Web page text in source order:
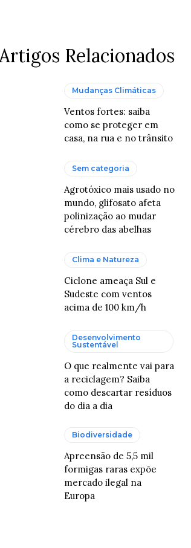
Relacionados
Mudanças Climáticas
Ventos fortes: saiba
como se proteger em
casa, na rua e no trânsito
Sem categoria
Agrotóxico mais usado no
mundo, glifosato afeta
polinização ao mudar
cérebro das abelhas
Clima e Natureza
Ciclone ameaça Sul e
Sudeste com ventos
acima de 100 km/h
Desenvolvimento
Sustentável
O que realmente vai para
a reciclagem? Saiba
como descartar resíduos
do dia a dia
Biodiversidade
Apreensão de 5,5 mil
formigas raras expõe
mercado ilegal na
Europa